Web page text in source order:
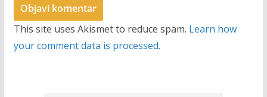
This site uses Akismet to reduce spam. Learn how
your comment data is processed.